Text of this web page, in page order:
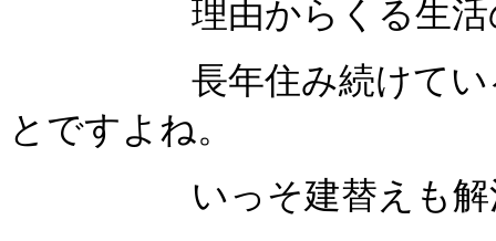
理由からくる生活の
長年住み続けているお
とですよね。
いっそ建替えも解決